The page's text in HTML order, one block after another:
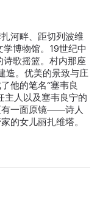
河畔、距切列波维
博物馆。19世纪中
诗歌摇篮。村内那座
造。优美的景致与庄
他的笔名“塞韦良
主人以及塞韦良宁的
有一面原镜——诗人
的女儿丽扎维塔。